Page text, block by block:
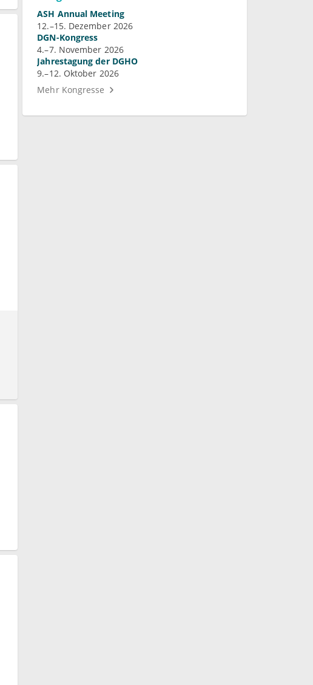
ASH Annual Meeting
12.–15. Dezember 2026
DGN-Kongress
4.–7. November 2026
Jahrestagung der DGHO
9.–12. Oktober 2026
Mehr Kongresse